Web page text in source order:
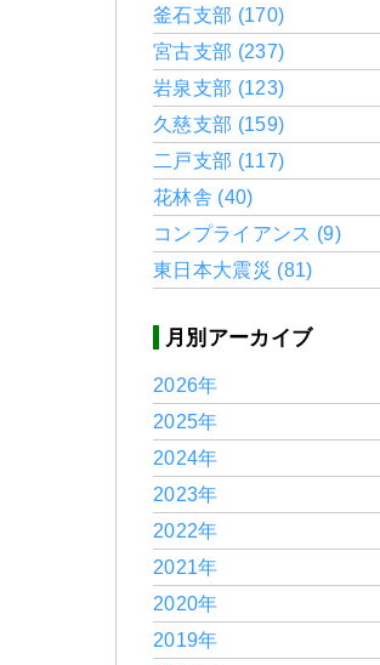
釜石支部 (170)
宮古支部 (237)
岩泉支部 (123)
久慈支部 (159)
二戸支部 (117)
花林舎 (40)
コンプライアンス (9)
東日本大震災 (81)
月別アーカイブ
2026年
2025年
2024年
2023年
2022年
2021年
2020年
2019年